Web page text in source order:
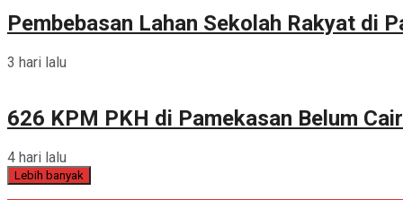
Pembebasan Lahan Sekolah Rakyat di
3 hari lalu
626 KPM PKH di Pamekasan Belum
4 hari lalu
Lebih banyak